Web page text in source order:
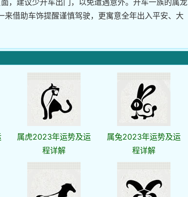
借助车饰提醒谨慎驾驶，更寓意全年出入平安、大
属虎2023年运势及运
程详解
属兔2023年运势及运
程详解